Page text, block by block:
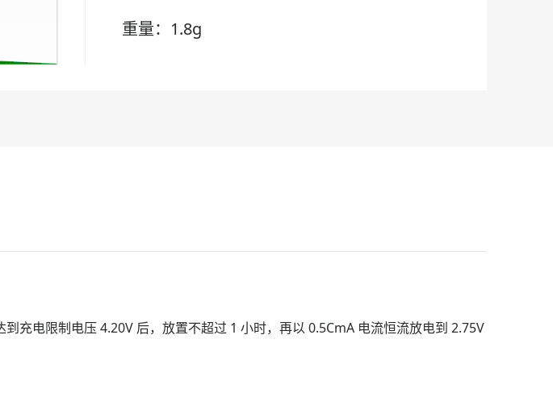
重量：1.8g
充电限制电压 4.20V 后，放置不超过 1 小时，再以 0.5CmA 电流恒流放电到 2.75V